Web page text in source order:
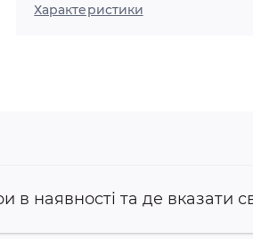
Характеристики
в наявності та де вказати